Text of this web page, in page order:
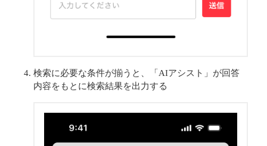
検索に必要な条件が揃うと、「AIアシスト」が回答
内容をもとに検索結果を出力する